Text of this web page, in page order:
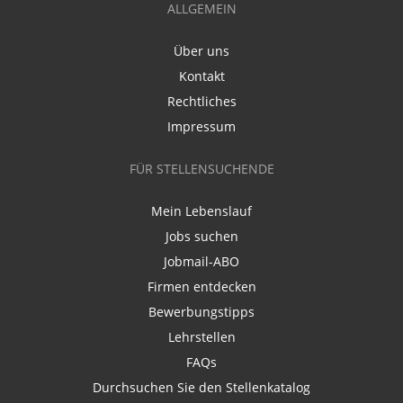
ALLGEMEIN
Über uns
Kontakt
Rechtliches
Impressum
FÜR STELLENSUCHENDE
Mein Lebenslauf
Jobs suchen
Jobmail-ABO
Firmen entdecken
Bewerbungstipps
Lehrstellen
FAQs
Durchsuchen Sie den Stellenkatalog